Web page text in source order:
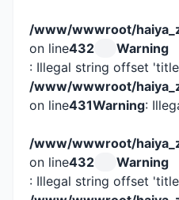
/www/wwwroot/
on line432
Warning
: Illegal string offset
/www/wwwroot/
on line431Warning:
/www/wwwroot/
on line432
Warning
: Illegal string offset